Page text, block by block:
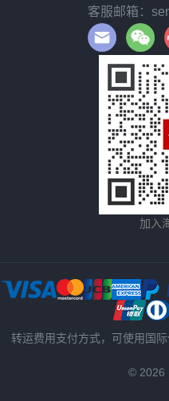
客服邮箱：
加入
转运费用支付方式，可使用国
© 2026